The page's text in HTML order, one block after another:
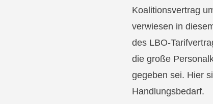
Koalitionsvertrag
verwiesen in
des LBO-
die große
gegeben sei. Hier
Handlungsbedarf.